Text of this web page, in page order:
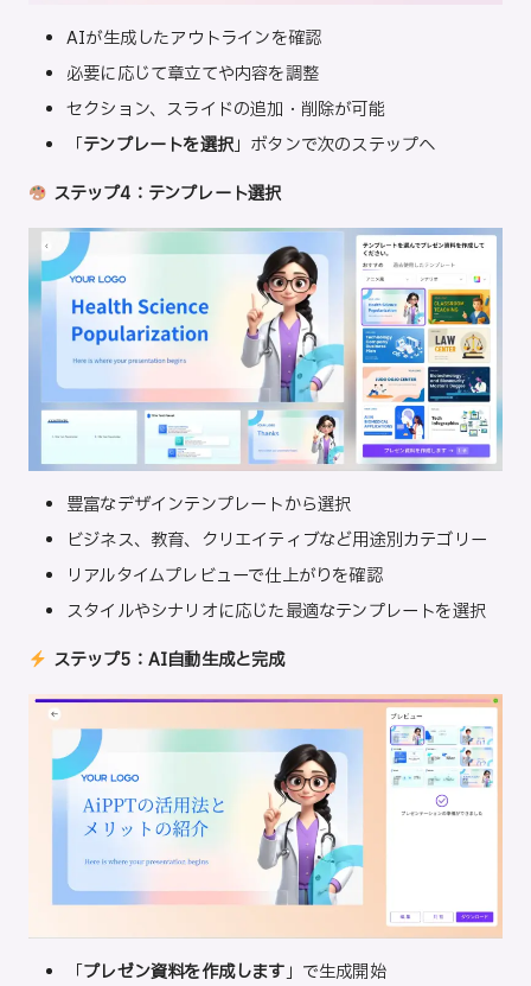
AIが生成したアウトラインを確認
必要に応じて章立てや内容を調整
セクション、スライドの追加・削除が可能
「テンプレートを選択」ボタンで次のステップへ
ステップ4：テンプレート選択
豊富なデザインテンプレートから選択
ビジネス、教育、クリエイティブなど用途別カテゴリー
リアルタイムプレビューで仕上がりを確認
スタイルやシナリオに応じた最適なテンプレートを選択
ステップ5：AI自動生成と完成
「プレゼン資料を作成します」で生成開始